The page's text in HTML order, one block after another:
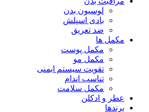
لوسیون بدن
بادی اسپلش
ضد تعریق
مكمل ها
مکمل پوست
مکمل مو
تقویت سیستم ایمنی
تناسب اندام
مکمل سلامت
عطر و ادکلن
برندها